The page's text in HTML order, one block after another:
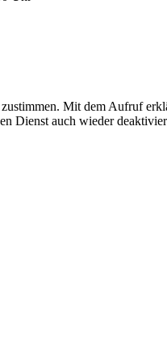
Mit dem Aufruf
Dienst auch wieder